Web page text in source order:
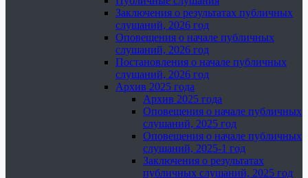
Заключения о результатах публичных
слушаний, 2026 год
Оповещения о начале публичных
слушаний, 2026 год
Постановления о начале публичных
слушаний, 2026 год
Архив 2025 года
Архив 2025 года
Оповещения о начале публичных
слушаний, 2025 год
Оповещения о начале публичных
слушаний, 2025-1 год
Заключения о результатах
публичных слушаний, 2025 год